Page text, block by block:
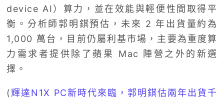
device AI）算力，並在效能與輕便性間取得平
衡。分析師郭明錤預估，未來 2 年出貨量約為
1,000 萬台，目前仍屬利基市場，主要為重度算
力需求者提供除了蘋果 Mac 陣營之外的新選
擇。
(輝達N1X PC新時代來臨，郭明錤估兩年出貨千